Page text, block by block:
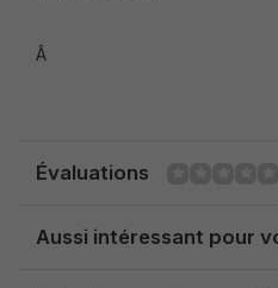
Â
Évaluations
Aussi intéressant pour